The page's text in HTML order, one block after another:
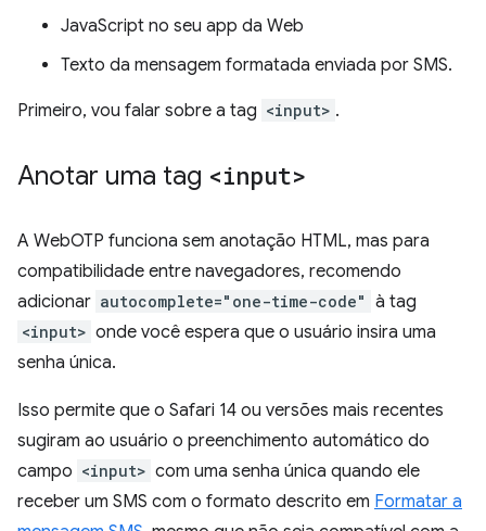
JavaScript no seu app da Web
Texto da mensagem formatada enviada por SMS.
Primeiro, vou falar sobre a tag <input> .
Anotar uma tag <input>
A WebOTP funciona sem anotação HTML, mas para
compatibilidade entre navegadores, recomendo
adicionar autocomplete="one-time-code" à tag
<input> onde você espera que o usuário insira uma
senha única.
Isso permite que o Safari 14 ou versões mais recentes
sugiram ao usuário o preenchimento automático do
campo <input> com uma senha única quando ele
receber um SMS com o formato descrito em Formatar a